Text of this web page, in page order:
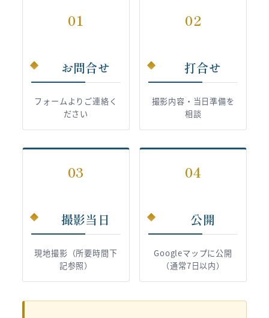
01
お問合せ
フォームよりご連絡く
ださい
02
打合せ
撮影内容・当日準備を
相談
03
撮影当日
現地撮影（所要時間下
記参照）
04
公開
Googleマップに公開
（通常7日以内）